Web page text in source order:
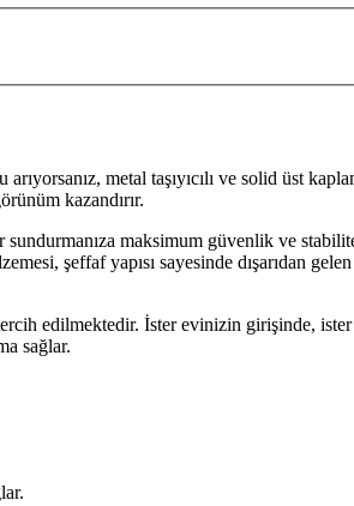
metal taşıyıcılı ve solid üst
kazandırır.
maksimum güvenlik ve
şeffaf yapısı sayesinde dışarıdan gelen
edilmektedir. İster evinizin girişinde,
sağlar.